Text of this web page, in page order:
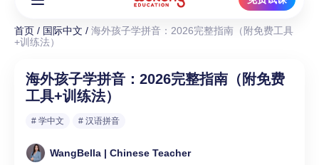
首页 / 国际中文 / 海外孩子学拼音：2026完整指南（附免费工具
+训练法）
海外孩子学拼音：2026完整指南（附免费
工具+训练法）
# 学中文 # 汉语拼音
WangBella | Chinese Teacher